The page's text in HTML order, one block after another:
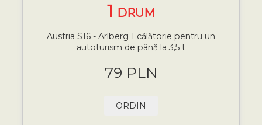
1 DRUM
Austria S16 - Arlberg 1 călătorie pentru un
autoturism de până la 3,5 t
79 PLN
ORDIN